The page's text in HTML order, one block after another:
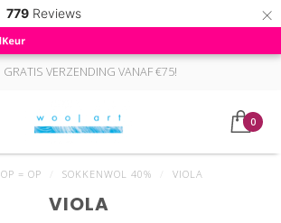
779 Reviews ×
GRATIS VERZENDING VANAF €75!
0
OP = OP SOKKENWOL 40% VIOLA
VIOLA